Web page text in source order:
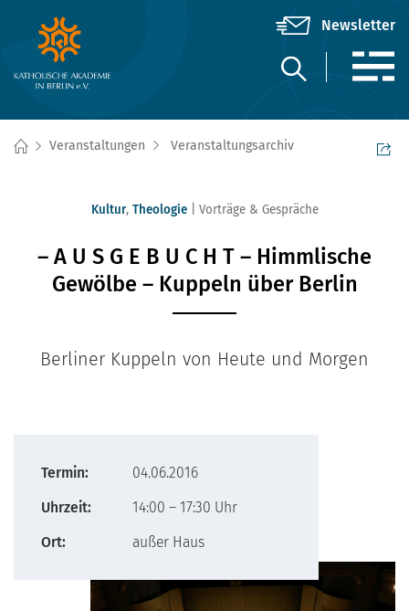
Veranstaltungen Veranstaltungsarchiv
Kultur, Theologie Vorträge & Gespräche
– A U S G E B U C H T – Himmlische
Gewölbe – Kuppeln über Berlin
Berliner Kuppeln von Heute und Morgen
Termin:
04.06.2016
Uhrzeit:
14:00 – 17:30 Uhr
Ort:
außer Haus